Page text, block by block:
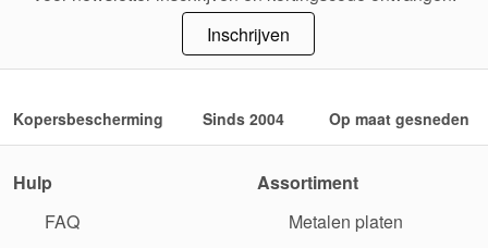
Inschrijven
Kopersbescherming Sinds 2004 Op maat gesneden
Hulp
FAQ
Assortiment
Metalen platen